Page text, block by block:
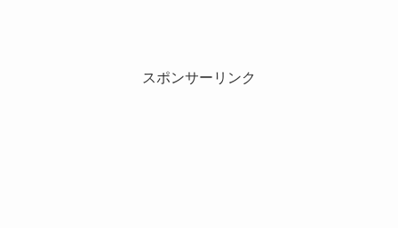
スポンサーリンク